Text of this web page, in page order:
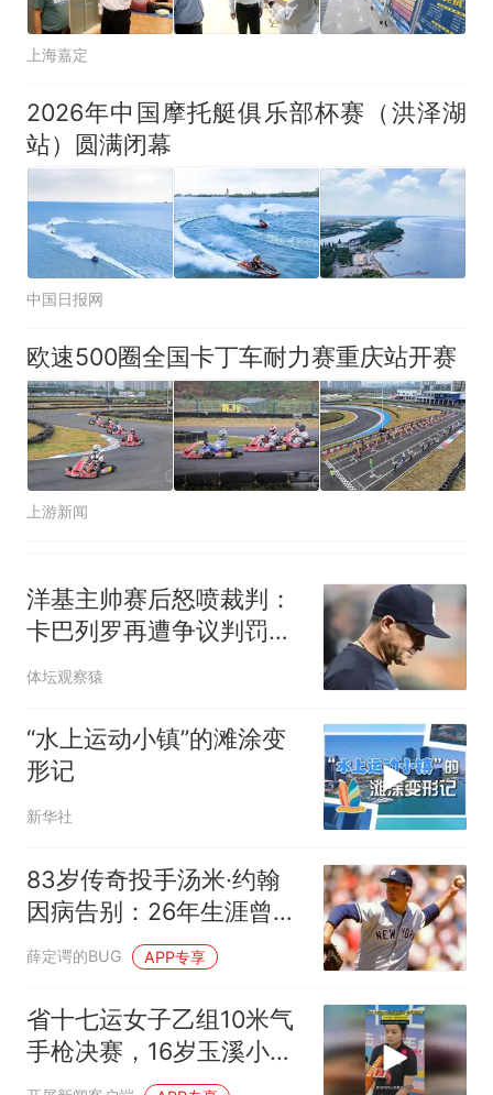
上海嘉定
2026年中国摩托艇俱乐部杯赛（洪泽湖
站）圆满闭幕
中国日报网
欧速500圈全国卡丁车耐力赛重庆站开赛
上游新闻
洋基主帅赛后怒喷裁判：
卡巴列罗再遭争议判罚，
直言“真是小心眼”
体坛观察猿
“水上运动小镇”的滩涂变
形记
新华社
83岁传奇投手汤米·约翰
因病告别：26年生涯曾靠
手术重塑棒球史
薛定谔的BUG APP专享
省十七运女子乙组10米气
手枪决赛，16岁玉溪小将
祁铄茹夺冠，首次参加省